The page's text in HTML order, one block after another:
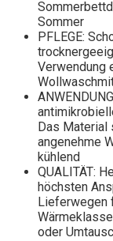
Sommer
PFLEGE:
Verwendung
Das Material
angenehme
kühlend
QUALITÄT:
höchsten
Lieferwegen
oder